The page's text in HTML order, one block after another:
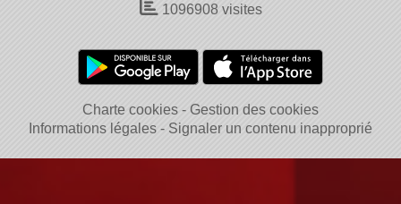
1096908 visites
Charte cookies
Gestion des cookies
Informations légales
Signaler un contenu inapproprié